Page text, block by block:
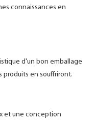
connaissances en
d'un bon emballage
produits en souffriront.
et une conception